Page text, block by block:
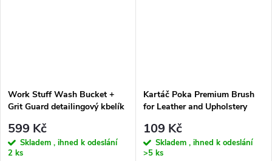
Work Stuff Wash Bucket +
Grit Guard detailingový kbelík
599 Kč
Skladem , ihned k odeslání
2 ks
Kartáč Poka Premium Brush
for Leather and Upholstery
109 Kč
Skladem , ihned k odeslání
>5 ks